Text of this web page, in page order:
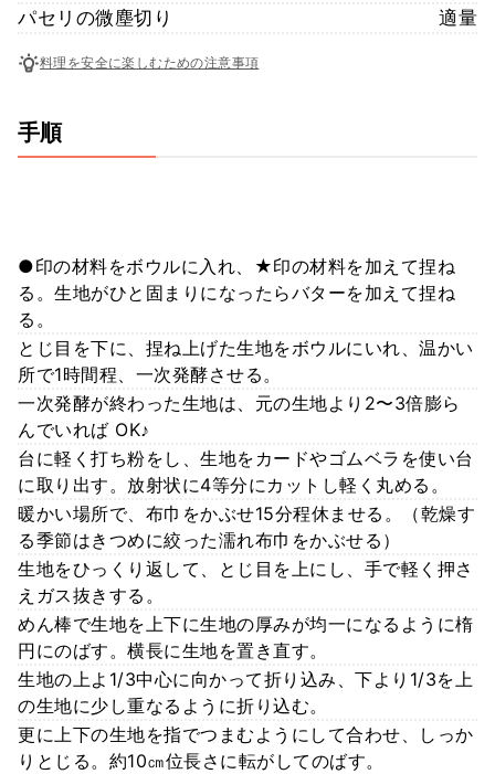
パセリの微塵切り
適量
料理を安全に楽しむための注意事項
手順
●印の材料をボウルに入れ、★印の材料を加えて捏ね
る。生地がひと固まりになったらバターを加えて捏ね
る。
とじ目を下に、捏ね上げた生地をボウルにいれ、温かい
所で1時間程、一次発酵させる。
一次発酵が終わった生地は、元の生地より2〜3倍膨ら
んでいれば OK♪
台に軽く打ち粉をし、生地をカードやゴムベラを使い台
に取り出す。放射状に4等分にカットし軽く丸める。
暖かい場所で、布巾をかぶせ15分程休ませる。（乾燥す
る季節はきつめに絞った濡れ布巾をかぶせる）
生地をひっくり返して、とじ目を上にし、手で軽く押さ
えガス抜きする。
めん棒で生地を上下に生地の厚みが均一になるように楕
円にのばす。横長に生地を置き直す。
生地の上よ1/3中心に向かって折り込み、下より1/3を上
の生地に少し重なるように折り込む。
更に上下の生地を指でつまむようにして合わせ、しっか
りとじる。約10㎝位長さに転がしてのばす。